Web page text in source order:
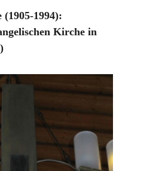
1994):
Kirche in